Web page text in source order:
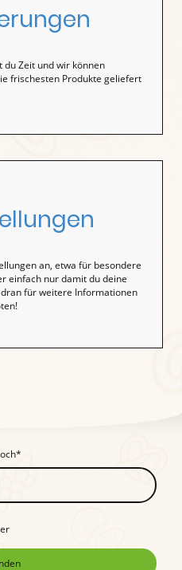
Zeit und wir können
frischesten Produkte geliefert
an, etwa für besondere
einfach nur damit du deine
für weitere Informationen
*